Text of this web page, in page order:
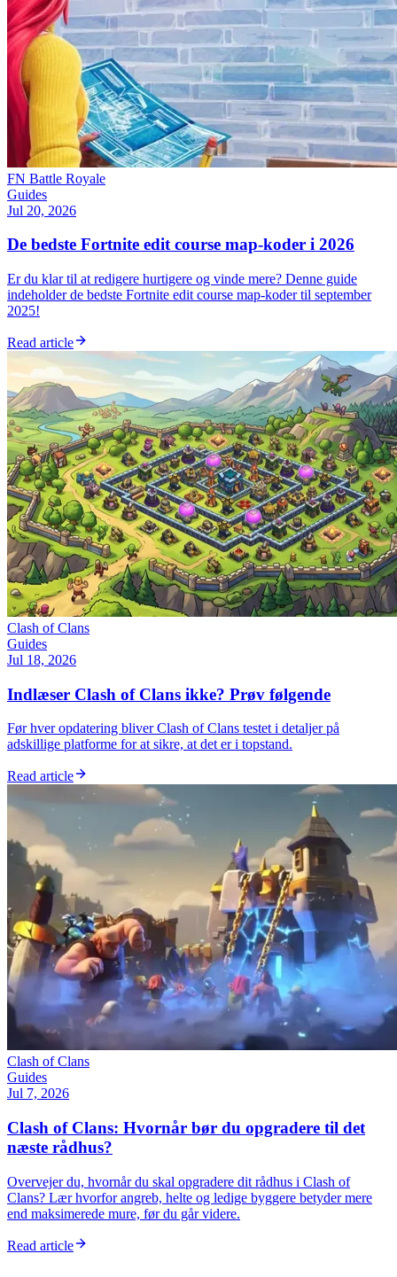
FN Battle Royale
Guides
Jul 20, 2026
De bedste Fortnite edit course map-koder i 2026
Er du klar til at redigere hurtigere og vinde mere? Denne guide
indeholder de bedste Fortnite edit course map-koder til september
2025!
Read article
Clash of Clans
Guides
Jul 18, 2026
Indlæser Clash of Clans ikke? Prøv følgende
Før hver opdatering bliver Clash of Clans testet i detaljer på
adskillige platforme for at sikre, at det er i topstand.
Read article
Clash of Clans
Guides
Jul 7, 2026
Clash of Clans: Hvornår bør du opgradere til det
næste rådhus?
Overvejer du, hvornår du skal opgradere dit rådhus i Clash of
Clans? Lær hvorfor angreb, helte og ledige byggere betyder mere
end maksimerede mure, før du går videre.
Read article